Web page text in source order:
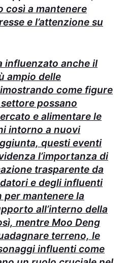
così a mantenere
e l’attenzione su
influenzato anche il
ampio delle
come figure
possano
e alimentare le
intorno a nuovi
questi eventi
l’importanza di
trasparente da
e degli influenti
per mantenere la
all’interno della
mentre Moo Deng
terreno, le
influenti come